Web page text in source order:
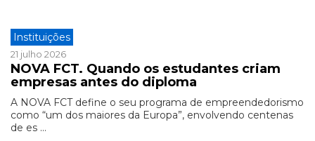
Instituições
21 julho 2026
NOVA FCT. Quando os estudantes criam
empresas antes do diploma
A NOVA FCT define o seu programa de empreendedorismo
como “um dos maiores da Europa”, envolvendo centenas
de es ...